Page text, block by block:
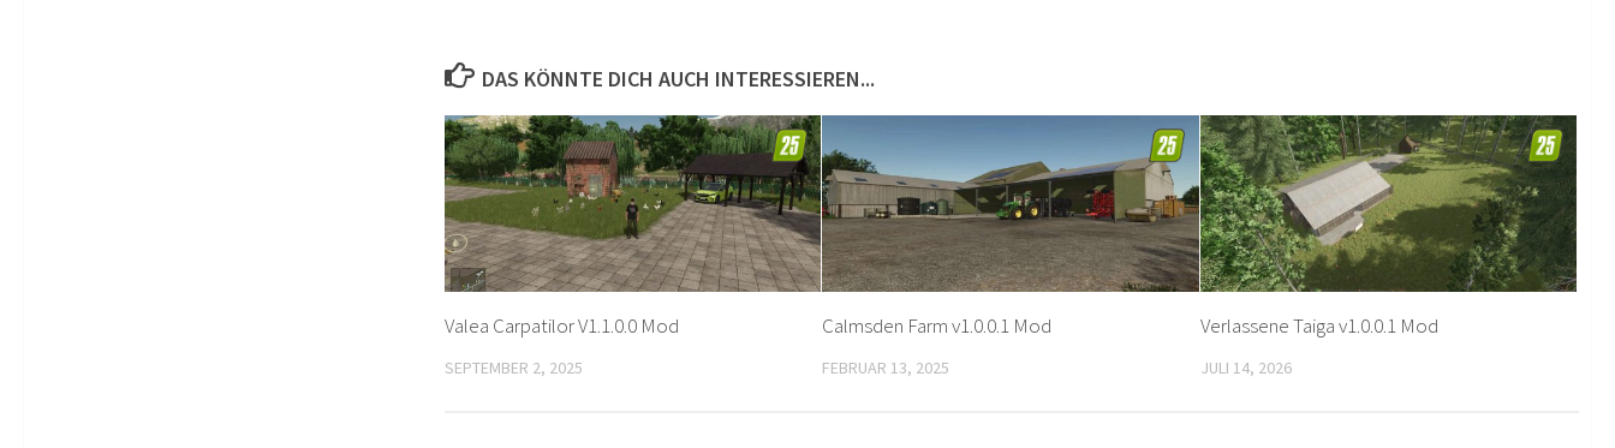
DAS KÖNNTE DICH AUCH INTERESSIEREN...
Valea Carpatilor V1.1.0.0 Mod
SEPTEMBER 2, 2025
Calmsden Farm v1.0.0.1 Mod
FEBRUAR 13, 2025
Verlassene Taiga v1.0.0.1 Mod
JULI 14, 2026